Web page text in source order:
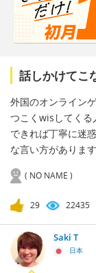
話しかけてこ
外国のオンライン
つこくwisしてくる
できれば丁寧に迷
な言い方がありま
( NO NAME )
29 22435
Saki T
日本